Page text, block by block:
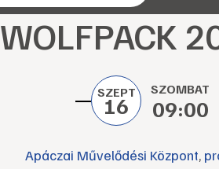
WOLFPACK
SZEPT
16
SZOMBAT
09:00
Apáczai Művelődési Központ,